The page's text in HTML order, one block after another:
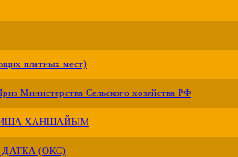
платных мест)
Министерства Сельского хозяйства РФ
ХАНШАЙЫМ
(ОКС)